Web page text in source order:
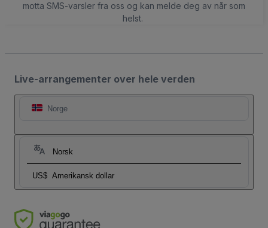
motta SMS-varsler fra oss og kan melde deg av når som
helst.
Live-arrangementer over hele verden
Norge
Norsk
US$ Amerikansk dollar